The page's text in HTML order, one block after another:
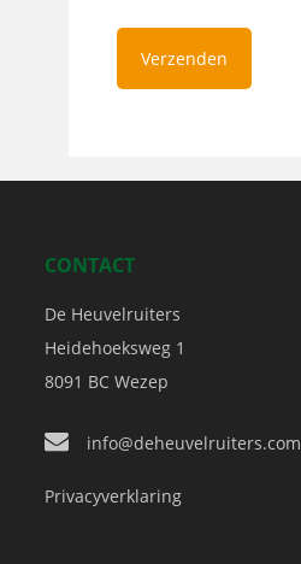
CONTACT
De Heuvelruiters
Heidehoeksweg 1
8091 BC Wezep
info@deheuvelruiters.com
Privacyverklaring